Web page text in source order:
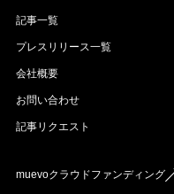
記事一覧
プレスリリース一覧
会社概要
お問い合わせ
記事リクエスト
muevoクラウドファンディング